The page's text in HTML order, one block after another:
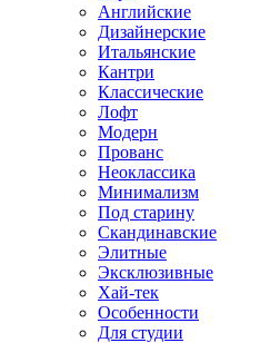
Английские
Дизайнерские
Итальянские
Кантри
Классические
Лофт
Модерн
Прованс
Неоклассика
Минимализм
Под старину
Скандинавские
Элитные
Эксклюзивные
Хай-тек
Особенности
Для студии